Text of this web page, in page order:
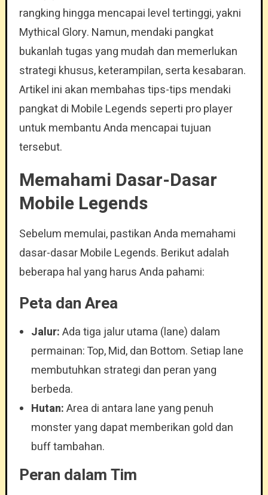
rangking hingga mencapai level tertinggi, yakni
Mythical Glory. Namun, mendaki pangkat
bukanlah tugas yang mudah dan memerlukan
strategi khusus, keterampilan, serta kesabaran.
Artikel ini akan membahas tips-tips mendaki
pangkat di Mobile Legends seperti pro player
untuk membantu Anda mencapai tujuan
tersebut.
Memahami Dasar-Dasar
Mobile Legends
Sebelum memulai, pastikan Anda memahami
dasar-dasar Mobile Legends. Berikut adalah
beberapa hal yang harus Anda pahami:
Peta dan Area
Jalur:Ada tiga jalur utama (lane) dalam
permainan: Top, Mid, dan Bottom. Setiap lane
membutuhkan strategi dan peran yang
berbeda.
Hutan:Area di antara lane yang penuh
monster yang dapat memberikan gold dan
buff tambahan.
Peran dalam Tim